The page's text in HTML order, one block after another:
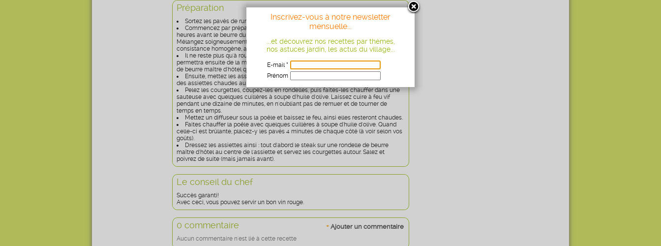
Préparation
Sortez les pavés de rumsteak du réfrigérateur afin que la viande se réchauffe.
Commencez par préparer le beurre maître d'hôtel (prenez soin de sortir plusieurs
heures avant le beurre du réfrigérateur afin qu'il soit tendre). Hachez le persil.
Mélangez soigneusement le beurre et le persil haché. Une fois que le tout a une
consistance homogène, ajoutez le jus de citron et remuez de nouveau.
Il ne reste plus qu'à rouler le beurre préparé dans un fil plastique, ce qui vous
permettra ensuite de la mettre au réfrigérateur et de pouvoir couper des tranches
de beurre maître d'hôtel qui seront déposées sur vos pavés juste avant de servir.
Ensuite, mettez les assiettes à chauffer à 150°C au four dès le début, afin d'avoir
des assiettes chaudes au moment du service.
Pelez les courgettes, coupez-les en rondelles, puis faites-les chauffer dans une
sauteuse avec quelques cuillères à soupe d'huile d'olive. Laissez cuire à feu vif
pendant une dizaine de minutes, en n'oubliant pas de remuer et de tourner de
temps en temps.
Mettez un diffuseur sous la poêle et baissez le feu, ainsi elles resteront chaudes.
Faites chauffer la poêle avec quelques cuillères à soupe d'huile d'olive. Quand
celle-ci est brûlante, placez-y les pavés 4 minutes de chaque côté (à voir selon vos
goûts).
Dressez les assiettes ainsi : tout d'abord le steak sur une rondelle de beurre
maître d'hôtel au centre de l'assiette et servez les courgettes autour. Salez et
poivrez de suite (mais jamais avant).
Le conseil du chef
Succès garanti!
Avec ceci, vous pouvez servir un bon vin rouge.
+ Ajouter un commentaire
0 commentaire
Aucun commentaire n'est lié à cette recette
Inscrivez-vous à notre newsletter
mensuelle...
...et découvrez nos recettes par thèmes,
nos astuces jardin, les actus du village...
E-mail *
Prénom
Age
* obligatoire